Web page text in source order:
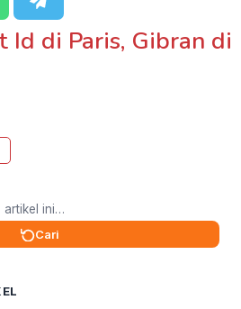
Id di Paris, Gibran di
Cari